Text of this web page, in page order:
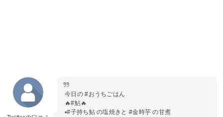
今日の #おうちごはん
🔥#鮎🔥
▪️#子持ち鮎 の塩焼きと #金時芋 の甘煮